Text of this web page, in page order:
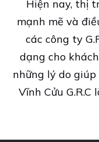
Hiện nay, thị
mạnh mẽ và
các công ty
dạng cho
những lý do
Vĩnh Cửu